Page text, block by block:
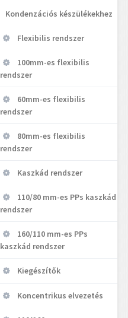
Kondenzációs készülékekhez
Flexibilis rendszer
100mm-es flexibilis
rendszer
60mm-es flexibilis
rendszer
80mm-es flexibilis
rendszer
Kaszkád rendszer
110/80 mm-es PPs kaszkád
rendszer
160/110 mm-es PPs
kaszkád rendszer
Kiegészítők
Koncentrikus elvezetés